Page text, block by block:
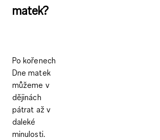
matek?
Po kořenech
Dne matek
můžeme v
dějinách
pátrat až v
daleké
minulosti.